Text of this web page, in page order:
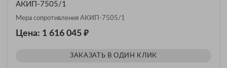
АКИП-7505/1
Мера сопротивления АКИП-7505/1
Цена: 1 616 045 ₽
ЗАКАЗАТЬ В ОДИН КЛИК